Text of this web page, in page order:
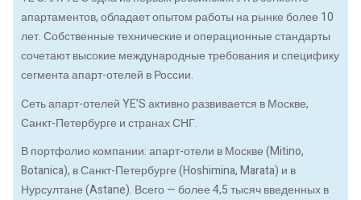
апартаментов, обладает опытом работы на рынке более 10
лет. Собственные технические и операционные стандарты
сочетают высокие международные требования и специфику
сегмента апарт-отелей в России.
Сеть апарт-отелей YE’S активно развивается в Москве,
Санкт-Петербурге и странах СНГ.
В портфолио компании: апарт-отели в Москве (Mitino,
Botanica), в Санкт-Петербурге (Hoshimina, Marata) и в
Нурсултане (Astane). Всего — более 4,5 тысяч введенных в